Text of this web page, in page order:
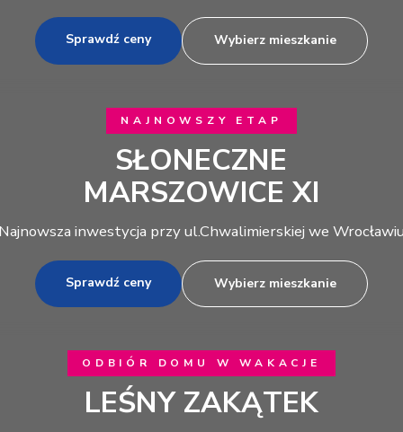
Sprawdź ceny Wybierz mieszkanie
NAJNOWSZY ETAP
SŁONECZNE
MARSZOWICE XI
inwestycja przy ul.Chwalimierskiej we
Sprawdź ceny Wybierz mieszkanie
ODBIÓR DOMU W WAKACJE
LEŚNY ZAKĄTEK